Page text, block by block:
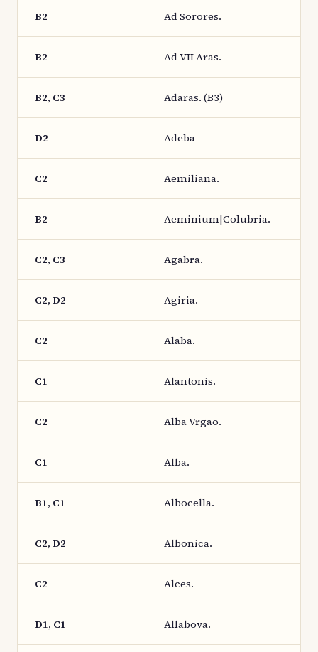
B2 Ad Sorores.
B2 Ad VII Aras.
B2, C3 Adaras. (B3)
D2 Adeba
C2 Aemiliana.
B2 Aeminium|Colubria.
C2, C3 Agabra.
C2, D2 Agiria.
C2 Alaba.
C1 Alantonis.
C2 Alba Vrgao.
C1 Alba.
B1, C1 Albocella.
C2, D2 Albonica.
C2 Alces.
D1, C1 Allabova.